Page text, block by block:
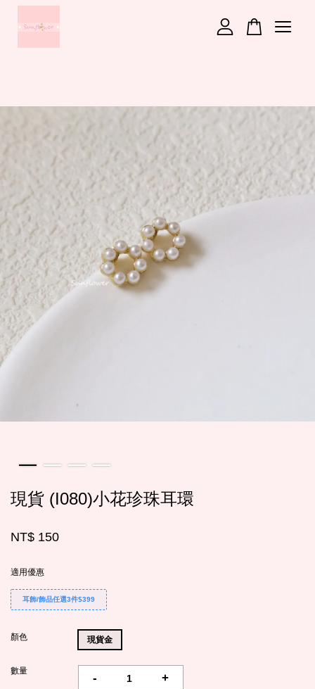
現貨 (I080)小花珍珠耳環
NT$ 150
適用優惠
耳飾/飾品任選3件$399
顏色 現貨金
數量
- +